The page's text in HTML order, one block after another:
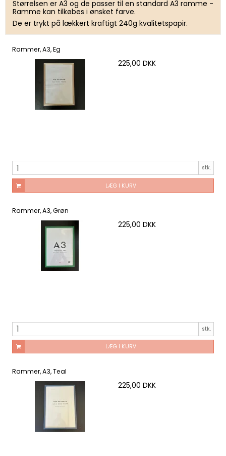
Størrelsen er A3 og de passer til en standard A3 ramme -
Ramme kan tilkøbes i ønsket farve.
De er trykt på lækkert kraftigt 240g kvalitetspapir.
Rammer, A3, Eg
225,00 DKK
stk.
LÆG I KURV
Rammer, A3, Grøn
225,00 DKK
stk.
LÆG I KURV
Rammer, A3, Teal
225,00 DKK